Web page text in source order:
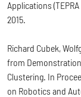
Applications
2015.
Richard Cubek,
from
Clustering. In
on Robotics and